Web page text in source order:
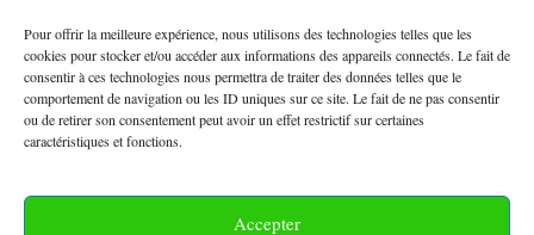
Pour offrir la meilleure expérience, nous utilisons des technologies telles que les
cookies pour stocker et/ou accéder aux informations des appareils connectés. Le fait de
consentir à ces technologies nous permettra de traiter des données telles que le
comportement de navigation ou les ID uniques sur ce site. Le fait de ne pas consentir
ou de retirer son consentement peut avoir un effet restrictif sur certaines
caractéristiques et fonctions.
Accepter
Finaldées EURL
Siège social : 13 avenue Boudon, 75016, Paris
Nous contacter
Conditions Générales de Vente